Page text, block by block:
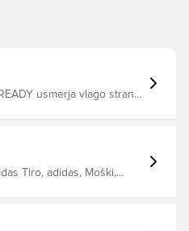
usmerja vlago stran
Tiro, adidas, Moški,